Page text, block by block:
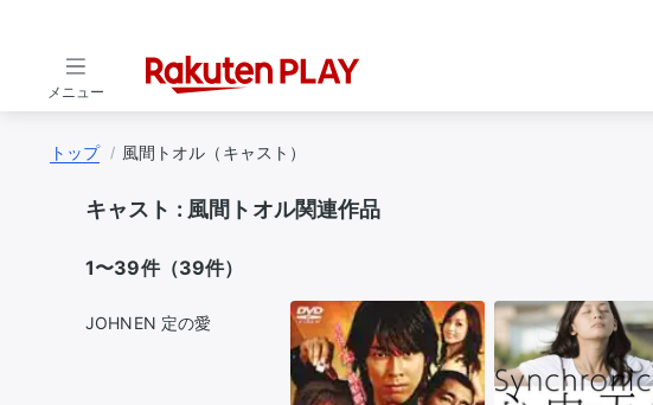
メニュー
トップ 風間トオル（キャスト）
キャスト : 風間トオル関連作品
1〜39件（39件）
JOHNEN 定の愛